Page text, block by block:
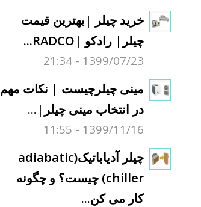
خرید چیلر |بهترین قیمت
چیلر| رادکو |RADCO...
1399/07/23 - 21:34
مینی چیلرچیست | نکات مهم
در انتخاب مینی چیلر|...
1399/11/16 - 11:55
چیلر آدیاباتیک(adiabatic
chiller) چیست؟ و چگونه
کار می کن...